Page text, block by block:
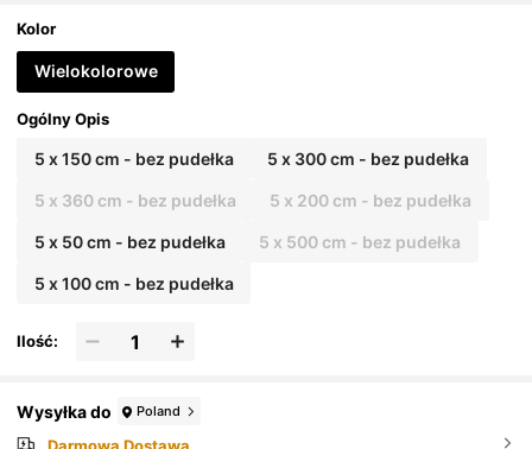
Kolor
Wielokolorowe
Ogólny Opis
5 x 150 cm - bez pudełka 5 x 300 cm - bez pudełka
5 x 360 cm - bez pudełka 5 x 200 cm - bez pudełka
5 x 50 cm - bez pudełka 5 x 500 cm - bez pudełka
5 x 100 cm - bez pudełka
Ilość:
Wysyłka do Poland